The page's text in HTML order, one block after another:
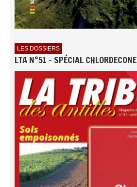
LES DOSSIERS
LTA N°51 - SPÉCIAL CHLORDECONE